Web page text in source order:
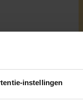
instellingen